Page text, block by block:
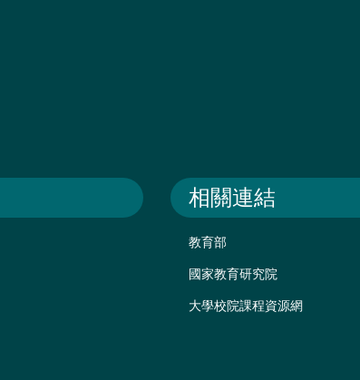
相關連結
教育部
國家教育研究院
大學校院課程資源網